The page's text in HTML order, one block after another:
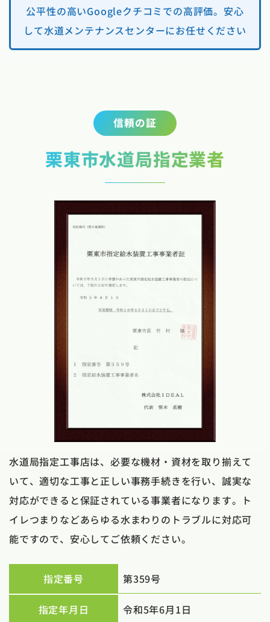
公平性の高いGoogleクチコミでの高評価。安心
して水道メンテナンスセンターにお任せください
信頼の証
栗東市水道局指定業者
水道局指定工事店は、必要な機材・資材を取り揃えて
いて、適切な工事と正しい事務手続きを行い、誠実な
対応ができると保証されている事業者になります。ト
イレつまりなどあらゆる水まわりのトラブルに対応可
能ですので、安心してご依頼ください。
指定番号 第359号
指定年月日 令和5年6月1日